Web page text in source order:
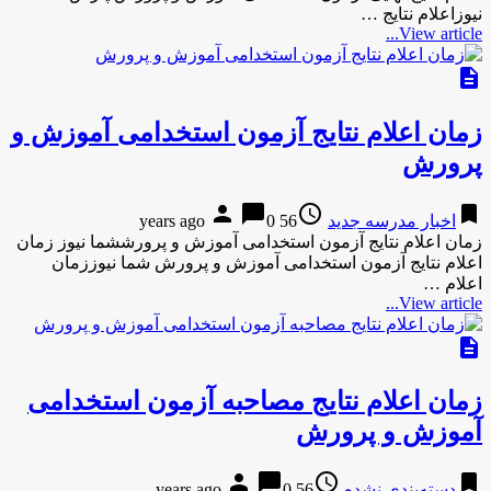
نیوزاعلام نتایج …
View article...
description
زمان اعلام نتایج آزمون استخدامی آموزش و
پرورش
bookmark اخبار مدرسه جدید access_time
56 years ago
person chat_bubble0
زمان اعلام نتایج آزمون استخدامی آموزش و پرورششما نیوز زمان
اعلام نتایج آزمون استخدامی آموزش و پرورش شما نیوززمان
اعلام …
View article...
description
زمان اعلام نتایج مصاحبه آزمون استخدامی
آموزش و پرورش
bookmark
access_time
person chat_bubble